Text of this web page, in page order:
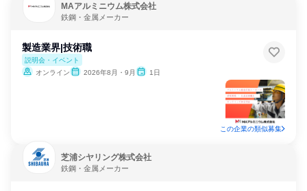
MAアルミニウム株式会社
鉄鋼・金属メーカー
製造業界|技術職
説明会・イベント
オンライン
2026年8月・9月 1日
この企業の類似募集
芝浦シヤリング株式会社
鉄鋼・金属メーカー